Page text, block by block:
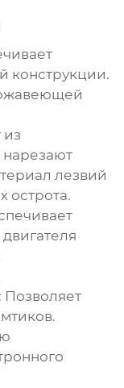
конструкции.
из
лезвий
острота.
Позволяет